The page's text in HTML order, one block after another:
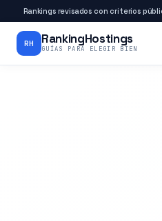
Rankings revisados con criterios
RH RankingHostings
GUÍAS PARA ELEGIR BIEN